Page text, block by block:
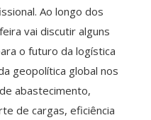
Ao longo dos
vai discutir alguns
o futuro da logística
geopolítica global nos
abastecimento,
de cargas, eficiência